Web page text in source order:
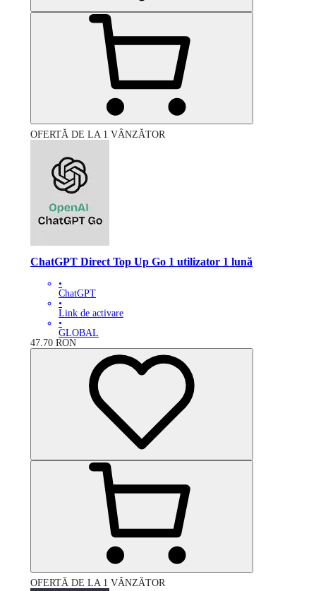
OFERTĂ DE LA 1 VÂNZĂTOR
ChatGPT Direct Top Up Go 1 utilizator 1 lună
•
ChatGPT
•
Link de activare
•
GLOBAL
47.70 RON
OFERTĂ DE LA 1 VÂNZĂTOR